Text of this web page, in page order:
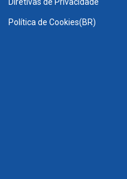
Política de Cookies(BR)